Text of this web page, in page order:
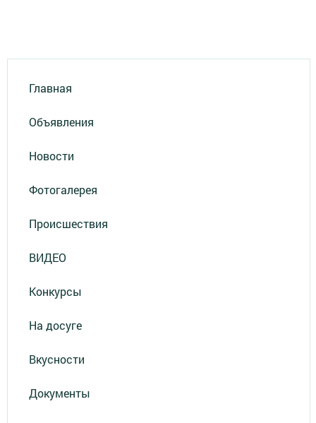
Главная
Объявления
Новости
Фотогалерея
Происшествия
ВИДЕО
Конкурсы
На досуге
Вкусности
Документы